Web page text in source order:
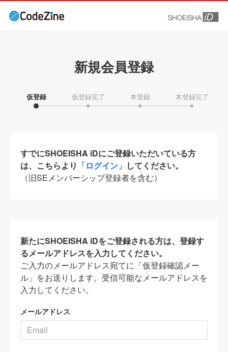
新規会員登録
仮登録 仮登録完了 本登録 本登録完了
すでにSHOEISHA iDにご登録いただいている方
は、こちらより 「ログイン」 してください。
（旧SEメンバーシップ登録者を含む）
新たにSHOEISHA iDをご登録される方は、登録す
るメールアドレスを入力してください。
ご入力のメールアドレス宛てに「仮登録確認メー
ル」をお送りします。受信可能なメールアドレスを
入力してください。
メールアドレス